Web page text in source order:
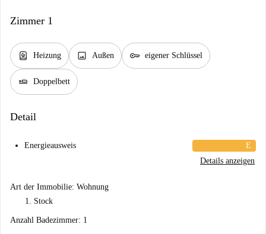
Zimmer 1
water_heater Heizung image Außen key eigener Schlüssel
airline_seat_flat Doppelbett
Detail
Energieausweis
E
Details anzeigen
Art der Immobilie: Wohnung
Stock
Anzahl Badezimmer: 1